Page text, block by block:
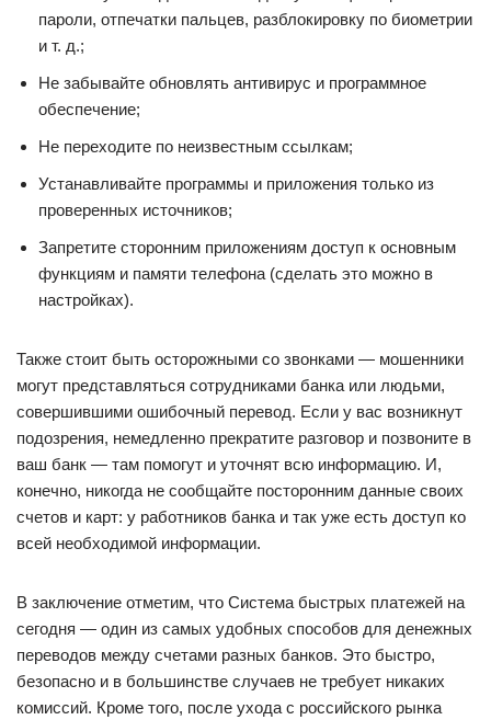
пароли, отпечатки пальцев, разблокировку по биометрии
и т. д.;
Не забывайте обновлять антивирус и программное
обеспечение;
Не переходите по неизвестным ссылкам;
Устанавливайте программы и приложения только из
проверенных источников;
Запретите сторонним приложениям доступ к основным
функциям и памяти телефона (сделать это можно в
настройках).
Также стоит быть осторожными со звонками — мошенники
могут представляться сотрудниками банка или людьми,
совершившими ошибочный перевод. Если у вас возникнут
подозрения, немедленно прекратите разговор и позвоните в
ваш банк — там помогут и уточнят всю информацию. И,
конечно, никогда не сообщайте посторонним данные своих
счетов и карт: у работников банка и так уже есть доступ ко
всей необходимой информации.
В заключение отметим, что Система быстрых платежей на
сегодня — один из самых удобных способов для денежных
переводов между счетами разных банков. Это быстро,
безопасно и в большинстве случаев не требует никаких
комиссий. Кроме того, после ухода с российского рынка